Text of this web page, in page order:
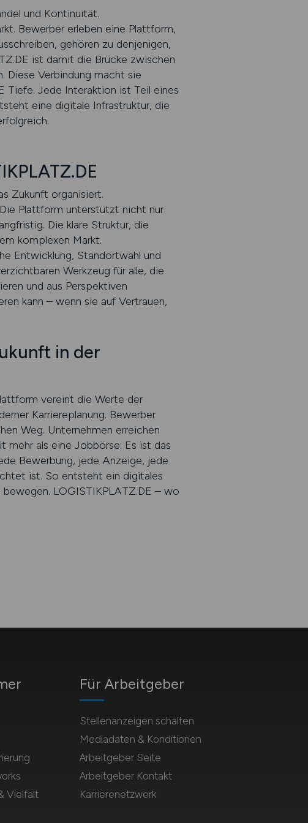
und Kontinuität.
Bewerber erleben eine Plattform,
gehören zu denjenigen,
ist damit die Brücke zwischen
Diese Verbindung macht sie
Tiefe. Jede Interaktion ist Teil eines
eine digitale Infrastruktur, die
Zukunft organisiert.
Plattform unterstützt nicht nur
Die klare Struktur, die
komplexen Markt.
Entwicklung, Standortwahl und
Werkzeug für alle, die
und aus Perspektiven
kann – wenn sie auf Vertrauen,
in der
vereint die Werte der
Karriereplanung. Bewerber
Weg. Unternehmen erreichen
mehr als eine Jobbörse: Es ist das
Bewerbung, jede Anzeige, jede
ist. So entsteht ein digitales
LOGISTIKPLATZ.DE – wo
Vielfalt
Für Arbeitgeber
Stellenanzeigen schalten
Mediadaten & Konditionen
Arbeitgeber Seite
Arbeitgeber Kontakt
Karrierenetzwerk